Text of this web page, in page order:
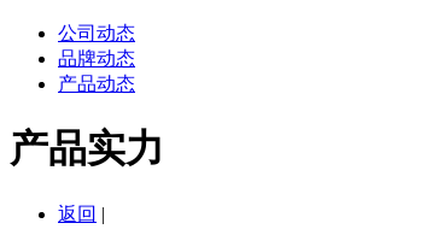
公司动态
品牌动态
产品动态
产品实力
返回 |